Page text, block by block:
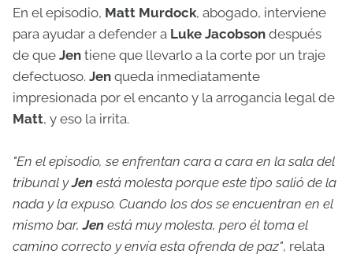
En el episodio, Matt Murdock, abogado, interviene
para ayudar a defender a Luke Jacobson después
de que Jen tiene que llevarlo a la corte por un traje
defectuoso. Jen queda inmediatamente
impresionada por el encanto y la arrogancia legal de
Matt, y eso la irrita.
"En el episodio, se enfrentan cara a cara en la sala del
tribunal yJen está molesta porque este tipo salió de la
nada y la expuso. Cuando los dos se encuentran en el
mismo bar,Jen está muy molesta, pero él toma el
camino correcto y envía esta ofrenda de paz", relata